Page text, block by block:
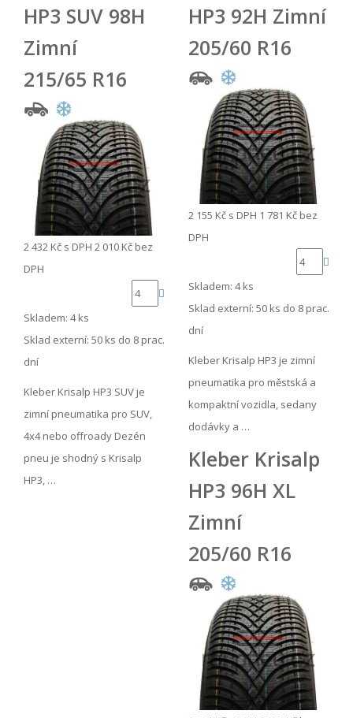
HP3 SUV 98H
Zimní
215/65 R16
2 432 Kč s DPH 2 010 Kč bez
DPH
Skladem: 4 ks
Sklad externí: 50 ks do 8 prac.
dní
Kleber Krisalp HP3 SUV je
zimní pneumatika pro SUV,
4x4 nebo offroady Dezén
pneu je shodný s Krisalp
HP3, …
HP3 92H Zimní
205/60 R16
2 155 Kč s DPH 1 781 Kč bez
DPH
Skladem: 4 ks
Sklad externí: 50 ks do 8 prac.
dní
Kleber Krisalp HP3 je zimní
pneumatika pro městská a
kompaktní vozidla, sedany
dodávky a …
Kleber Krisalp
HP3 96H XL
Zimní
205/60 R16